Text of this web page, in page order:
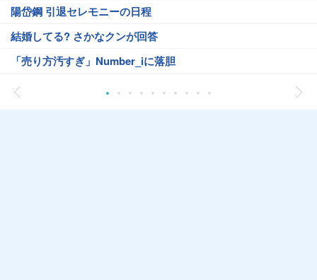
陽岱鋼 引退セレモニーの日程
結婚してる? さかなクンが回答
「売り方汚すぎ」Number_iに落胆